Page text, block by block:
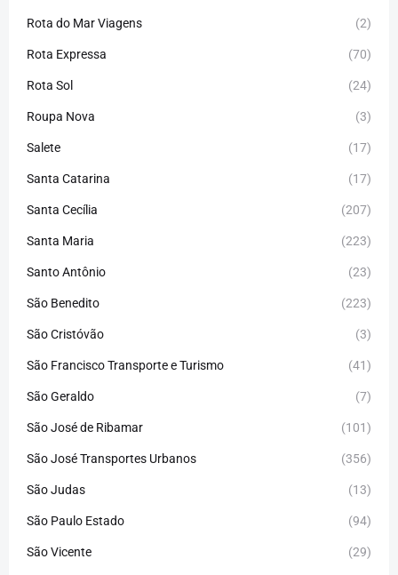
Rota do Mar Viagens (2)
Rota Expressa (70)
Rota Sol (24)
Roupa Nova (3)
Salete (17)
Santa Catarina (17)
Santa Cecília (207)
Santa Maria (223)
Santo Antônio (23)
São Benedito (223)
São Cristóvão (3)
São Francisco Transporte e Turismo (41)
São Geraldo (7)
São José de Ribamar (101)
São José Transportes Urbanos (356)
São Judas (13)
São Paulo Estado (94)
São Vicente (29)